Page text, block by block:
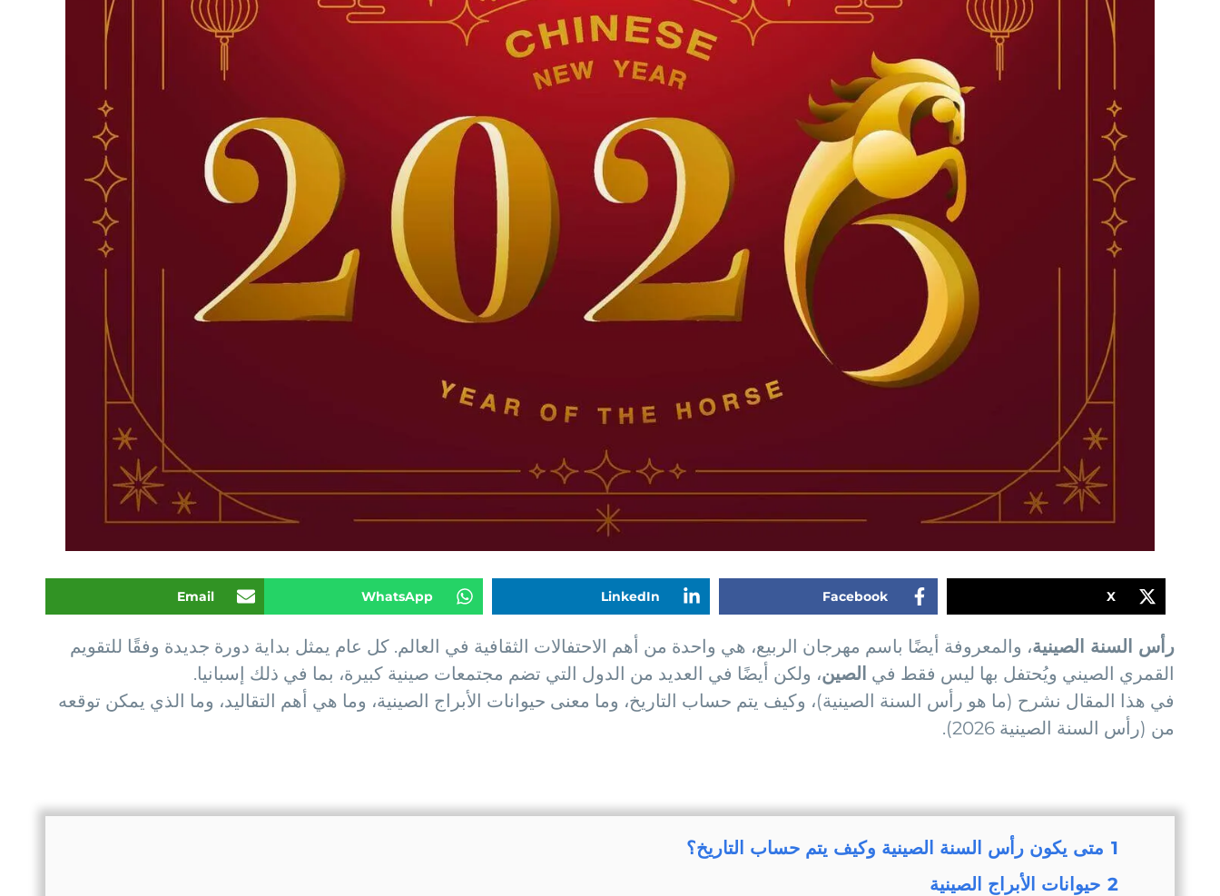
X
Facebook
LinkedIn
WhatsApp
Email
رأس السنة الصينية، والمعروفة أيضًا باسم مهرجان الربيع، هي واحدة من أهم الاحتفالات الثقافية في العالم. كل عام يمثل بداية دورة جديدة وفقًا للتقويم
القمري الصيني ويُحتفل بها ليس فقط في الصين، ولكن أيضًا في العديد من الدول التي تضم مجتمعات صينية كبيرة، بما في ذلك إسبانيا.
في هذا المقال نشرح (ما هو رأس السنة الصينية)، وكيف يتم حساب التاريخ، وما معنى حيوانات الأبراج الصينية، وما هي أهم التقاليد، وما الذي يمكن توقعه
من (رأس السنة الصينية 2026).
1 متى يكون رأس السنة الصينية وكيف يتم حساب التاريخ؟
2 حيوانات الأبراج الصينية